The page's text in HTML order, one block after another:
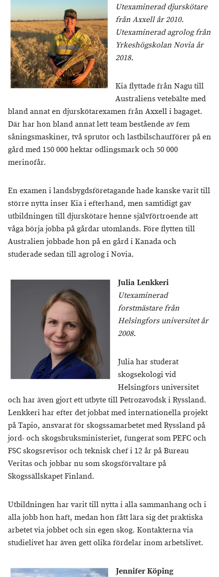
Utexaminerad djurskötare
från Axxell år 2010.
Utexaminerad agrolog från
Yrkeshögskolan Novia år
2018.
Kia flyttade från Nagu till
Australiens vetebälte med
bland annat en djurskötarexamen från Axxell i bagaget.
Där har hon bland annat lett team bestående av fem
såningsmaskiner, två sprutor och lastbilschaufförer på en
gård med 150 000 hektar odlingsmark och 50 000
merinofår.
En examen i landsbygdsföretagande hade kanske varit till
större nytta inser Kia i efterhand, men samtidigt gav
utbildningen till djurskötare henne självförtroende att
våga börja jobba på gårdar utomlands. Före flytten till
Australien jobbade hon på en gård i Kanada och
studerade sedan till agrolog i Novia.
Julia Lenkkeri
Utexaminerad
forstmästare från
Helsingfors universitet år
2008.
Julia har studerat
skogsekologi vid
Helsingfors universitet
och har även gjort ett utbyte till Petrozavodsk i Ryssland.
Lenkkeri har efter det jobbat med internationella projekt
på Tapio, ansvarat för skogssamarbetet med Ryssland på
jord- och skogsbruksministeriet, fungerat som PEFC och
FSC skogsrevisor och teknisk chef i 12 år på Bureau
Veritas och jobbar nu som skogsförvaltare på
Skogssällskapet Finland.
Utbildningen har varit till nytta i alla sammanhang och i
alla jobb hon haft, medan hon fått lära sig det praktiska
arbetet via jobbet och sin egen skog. Kontakterna via
studielivet har även gett olika fördelar inom arbetslivet.
Jennifer Köping